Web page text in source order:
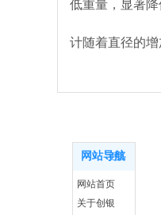
低重量，显著
计随着直径的
网站导航
更多
网站首页
关于创银